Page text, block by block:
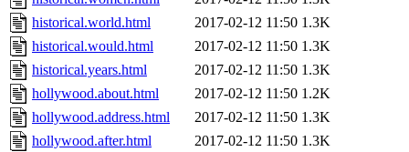
historical.world.html
2017-02-12 11:50 1.3K
historical.would.html
2017-02-12 11:50 1.3K
historical.years.html
2017-02-12 11:50 1.3K
hollywood.about.html
2017-02-12 11:50 1.2K
hollywood.address.html
2017-02-12 11:50 1.3K
hollywood.after.html
2017-02-12 11:50 1.3K